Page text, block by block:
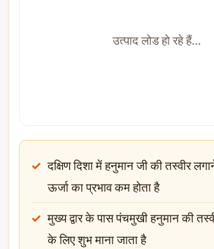
उत्पाद लोड हो रहे हैं…
दक्षिण दिशा में हनुमान जी की तस्वीर
ऊर्जा का प्रभाव कम होता है
मुख्य द्वार के पास पंचमुखी हनुमान की
के लिए शुभ माना जाता है